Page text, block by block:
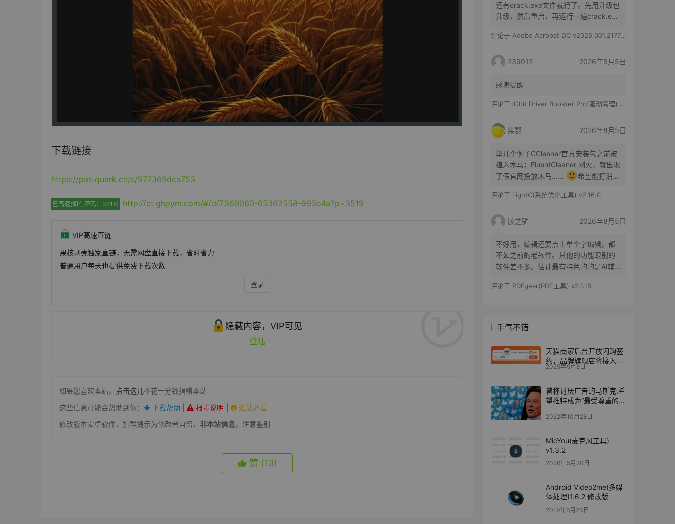
下载链接
https://pan.quark.cn/s/977369dca753
已高速(如有密码：3519) http://ct.ghpym.com/#/d/7369060-65362558-993e4a?p=3519
VIP高速直链
果核剥壳独家直链，无需网盘直接下载，省时省力
普通用户每天也提供免费下载次数
登录
隐藏内容，VIP可见
登陆
如果您喜欢本站， 点击这儿不花一分钱捐赠本站
这些信息可能会帮助到你：
下载帮助 报毒说明
进站必看
修改版本安卓软件，加群提示为修改者自留， 非本站信息，注意鉴别
赞 (13)
还有crack.exe文件就行了。先用升级包
升级，然后重启，再运行一遍crack.exe
评论于 Adobe Acrobat DC v2026.001.21779 特别版
239012 2026年8月5日
感谢提醒
评论于 IObit Driver Booster Pro(驱动管理) v13.6.0.438 便携修改版
柴郡 2026年8月5日
举几个例子CCleaner官方安装包之前被
植入木马；FluentCleaner 刚火，就出现
了假官网投放木马……
希望能打消你
评论于 LightC(系统优化工具) v2.16.0
胶之驴 2026年8月5日
不好用，编辑还要点击单个字编辑，都
不如之前的老软件。其他的功能跟别的
软件差不多。估计最有特色的的是AI辅
评论于 PDFgear(PDF工具) v2.1.18
手气不错
天猫商家后台开放闪购签
约，品牌旗舰店将接入淘
宝闪购
2025年9月8日
曾称讨厌广告的马斯克:希
望推特成为“最受尊重的广
2022年10月28日
MicYou(麦克风工具)
v1.3.2
2026年5月20日
Android Video2me(多媒
体处理)1.6.2 修改版
2019年6月23日